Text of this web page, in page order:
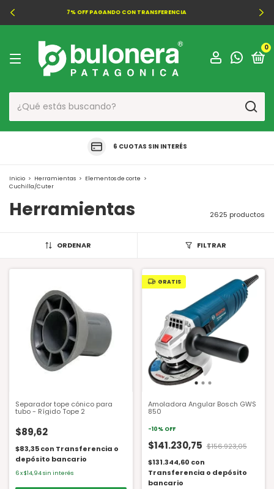
PRECIOS Y PROMOS EXCLUSIVAS PARA COMPRAS ONLINE
0
6 CUOTAS SIN INTERÉS
Inicio > Herramientas > Elementos de corte >
Cuchilla/Cuter
Herramientas 2625 productos
ORDENAR FILTRAR
Separador tope cónico para
tubo - Rígido Tope 2
$89,62
$83,35con Transferencia o
depósito bancario
6x$14,94sin interés
GRATIS
Amoladora Angular Bosch GWS
850
-10% OFF
$141.230,75 $156.923,05
$131.344,60 con
Transferencia o depósito
bancario